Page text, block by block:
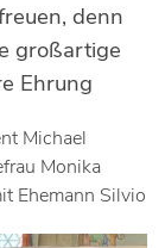
denn
großartige
Ehrung
Michael
Monika
Ehemann Silvio